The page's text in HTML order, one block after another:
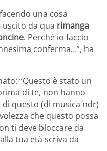
una cosa
da qua rimanga
. Perché io faccio
conferma…”, ha
“Questo è stato un
di te, non hanno
questo (di musica ndr)
che questo possa
ti deve bloccare da
tua età scriva da